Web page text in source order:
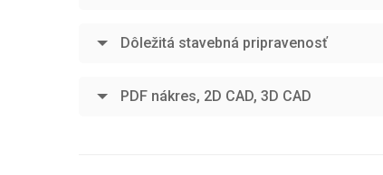
Dôležitá stavebná pripravenosť
PDF nákres, 2D CAD, 3D CAD